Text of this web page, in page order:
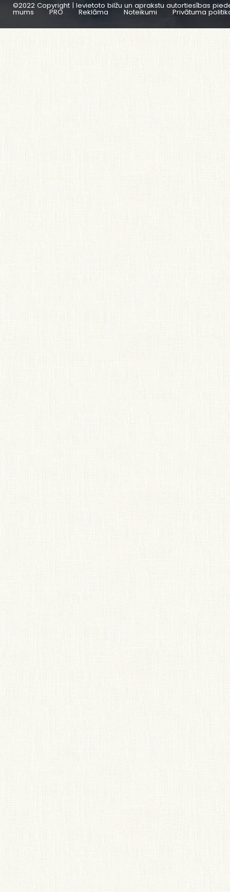
©2022 Copyright | Ievietoto bilžu un aprakstu autortiesības
mums PRO Reklāma Noteikumi Privātuma